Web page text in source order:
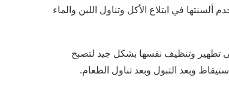
في ابتلاع الأكل وتناول اللبن والماء
تطهير وتنظيف نفسها بشكل جيد لتصبح
وبعد التبول وبعد تناول الطعام.